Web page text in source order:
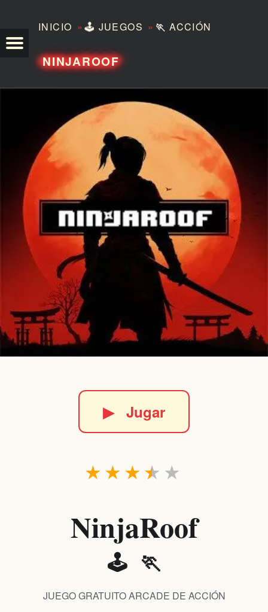
INICIO »🕹️ JUEGOS » 🏃 ACCIÓN
NINJAROOF
▶Jugar
★
★
★
★
★
NinjaRoof
🕹️ 🏃
JUEGO GRATUITO ARCADE DE ACCIÓN